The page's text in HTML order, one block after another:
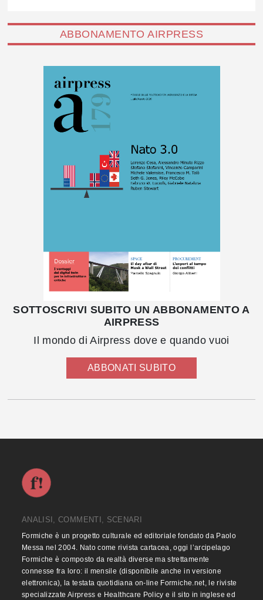
ABBONAMENTO AIRPRESS
SOTTOSCRIVI SUBITO UN ABBONAMENTO A
AIRPRESS
Il mondo di Airpress dove e quando vuoi
ABBONATI SUBITO
ANALISI, COMMENTI, SCENARI
Formiche è un progetto culturale ed editoriale fondato da Paolo
Messa nel 2004. Nato come rivista cartacea, oggi l’arcipelago
Formiche è composto da realtà diverse ma strettamente
connesse fra loro: il mensile (disponibile anche in versione
elettronica), la testata quotidiana on-line Formiche.net, le riviste
specializzate Airpress e Healthcare Policy e il sito in inglese ed